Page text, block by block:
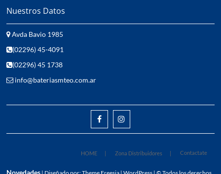
Nuestros Datos
Avda Bavio 1985
(02296) 45-4091
(02296) 45 1738
info@bateriasmteo.com.ar
facebookinstagram
HOME Zona Distribuidores Contactate
Novedades